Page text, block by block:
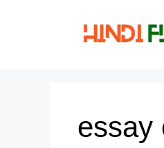
essay